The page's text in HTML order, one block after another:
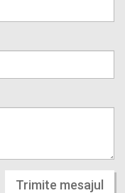
Trimite mesajul